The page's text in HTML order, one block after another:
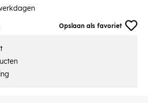
Opslaan als favoriet